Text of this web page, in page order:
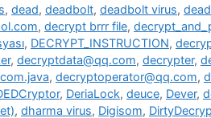
, dead, deadbolt, deadbolt virus,
, decrypt brrr file,
, DECRYPT_INSTRUCTION,
, decryptdata@qq.com, decrypter,
, decryptoperator@qq.com,
, DeriaLock, deuce, Dever,
, dharma virus, Digisom,